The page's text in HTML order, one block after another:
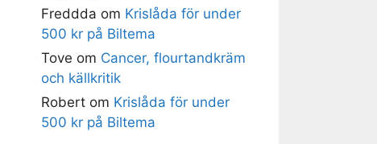
Freddda om Krislåda för under
500 kr på Biltema
Tove om Cancer, flourtandkräm
och källkritik
Robert om Krislåda för under
500 kr på Biltema